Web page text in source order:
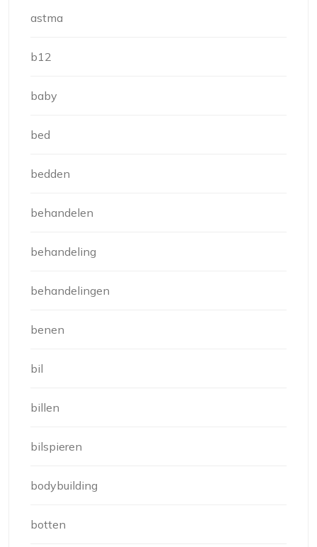
astma
b12
baby
bed
bedden
behandelen
behandeling
behandelingen
benen
bil
billen
bilspieren
bodybuilding
botten